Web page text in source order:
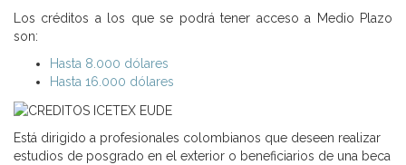
Los créditos a los que se podrá tener acceso a Medio Plazo
son:
Hasta 8.000 dólares
Hasta 16.000 dólares
Está dirigido a profesionales colombianos que deseen realizar
estudios de posgrado en el exterior o beneficiarios de una beca